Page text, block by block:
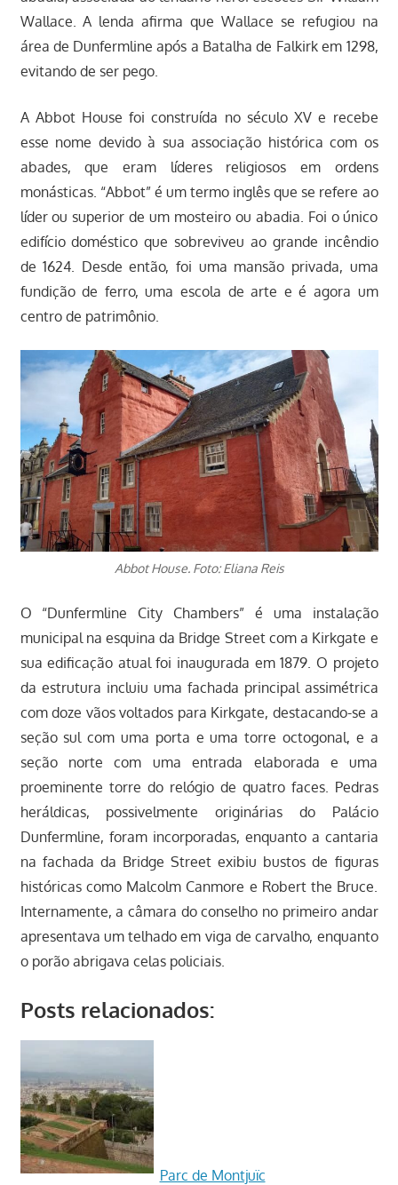
Wallace. A lenda afirma que Wallace se refugiou na
área de Dunfermline após a Batalha de Falkirk em 1298,
evitando de ser pego.
A Abbot House foi construída no século XV e recebe
esse nome devido à sua associação histórica com os
abades, que eram líderes religiosos em ordens
monásticas. “Abbot” é um termo inglês que se refere ao
líder ou superior de um mosteiro ou abadia. Foi o único
edifício doméstico que sobreviveu ao grande incêndio
de 1624. Desde então, foi uma mansão privada, uma
fundição de ferro, uma escola de arte e é agora um
centro de patrimônio.
Abbot House. Foto: Eliana Reis
O “Dunfermline City Chambers” é uma instalação
municipal na esquina da Bridge Street com a Kirkgate e
sua edificação atual foi inaugurada em 1879. O projeto
da estrutura incluiu uma fachada principal assimétrica
com doze vãos voltados para Kirkgate, destacando-se a
seção sul com uma porta e uma torre octogonal, e a
seção norte com uma entrada elaborada e uma
proeminente torre do relógio de quatro faces. Pedras
heráldicas, possivelmente originárias do Palácio
Dunfermline, foram incorporadas, enquanto a cantaria
na fachada da Bridge Street exibiu bustos de figuras
históricas como Malcolm Canmore e Robert the Bruce.
Internamente, a câmara do conselho no primeiro andar
apresentava um telhado em viga de carvalho, enquanto
o porão abrigava celas policiais.
Posts relacionados:
Parc de Montjuïc